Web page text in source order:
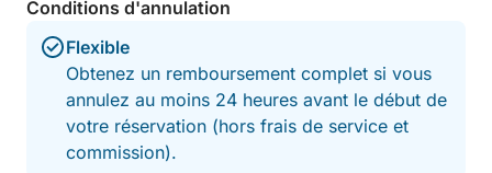
Conditions d'annulation
Flexible
Obtenez un remboursement complet si vous
annulez au moins 24 heures avant le début de
votre réservation (hors frais de service et
commission).